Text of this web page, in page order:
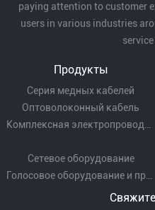
paying attention to customer
users in various industries
Продукты
Серия медных кабелей
Оптоволоконный кабель
Сетевое оборудование